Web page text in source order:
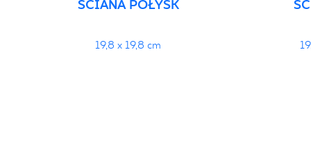
ŚCIANA POŁYSK
19,8 x 19,8 cm